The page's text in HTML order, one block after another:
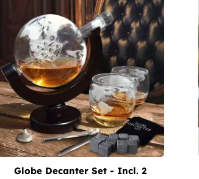
Globe Decanter Set - Incl. 2